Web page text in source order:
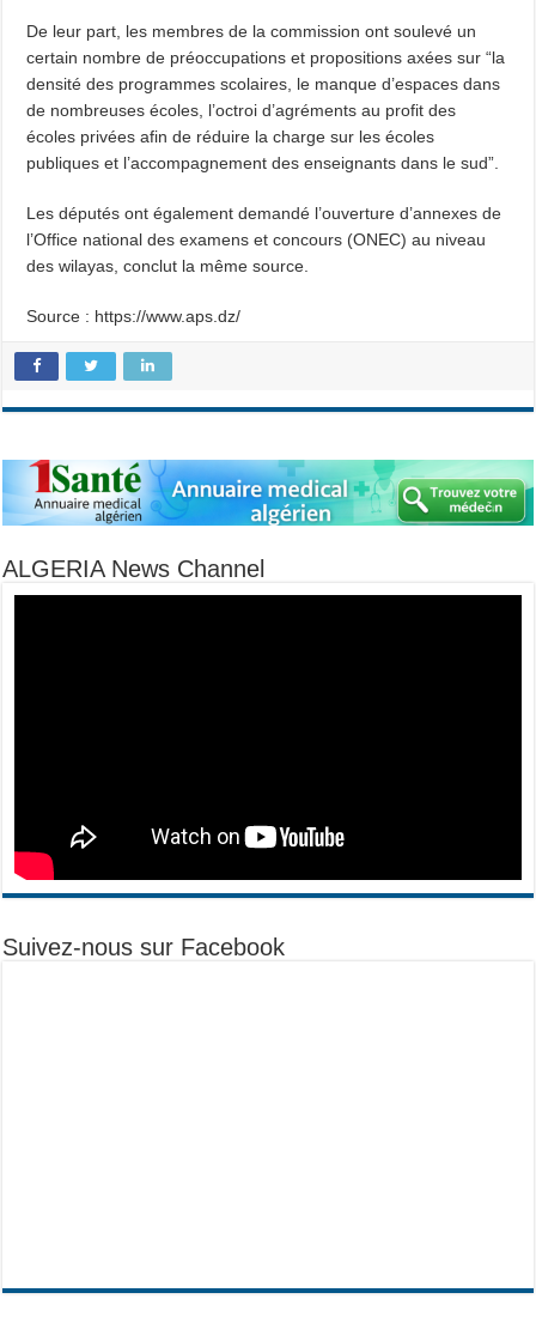
De leur part, les membres de la commission ont soulevé un
certain nombre de préoccupations et propositions axées sur “la
densité des programmes scolaires, le manque d’espaces dans
de nombreuses écoles, l’octroi d’agréments au profit des
écoles privées afin de réduire la charge sur les écoles
publiques et l’accompagnement des enseignants dans le sud”.
Les députés ont également demandé l’ouverture d’annexes de
l’Office national des examens et concours (ONEC) au niveau
des wilayas, conclut la même source.
Source : https://www.aps.dz/
ALGERIA News Channel
Suivez-nous sur Facebook